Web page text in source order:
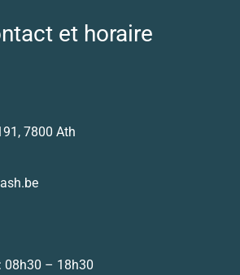
et horaire
7800 Ath
08h30 – 18h30